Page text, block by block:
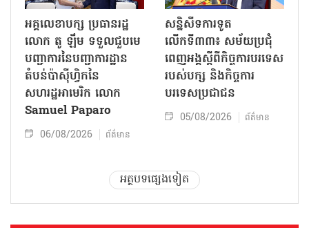
អគ្គលេខាបក្ស ប្រធានរដ្ឋ
លោក តូ ឡឹម ទទួលជួបមេ
បញ្ជាការនៃបញ្ជាការដ្ឋាន
តំបន់ប៉ាស៊ីហ្វិកនៃ
សហរដ្ឋអាមេរិក លោក
Samuel Paparo
06/08/2026 ព័ត៌មាន
សន្និសីទការទូត
លើកទី៣៣៖ សម័យប្រជុំ
ពេញអង្គស្តីពីកិច្ច​ការបរទេស
របស់​បក្ស និងកិច្ច​ការ
បរទេសប្រជាជន
05/08/2026 ព័ត៌មាន
អត្ថបទផ្សេងទៀត